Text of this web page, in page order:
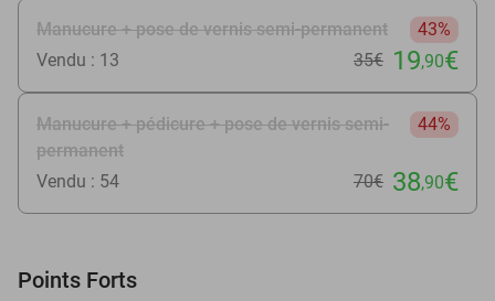
Manucure + pose de vernis semi-permanent
43%
Vendu : 13
35€ 19,90€
Manucure + pédicure + pose de vernis semi-
permanent
44%
Vendu : 54 70€ 38,90€
Points Forts